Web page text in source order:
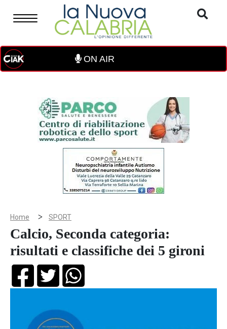
ON AIR
Home > SPORT
Calcio, Seconda categoria:
risultati e classifiche dei 5 gironi